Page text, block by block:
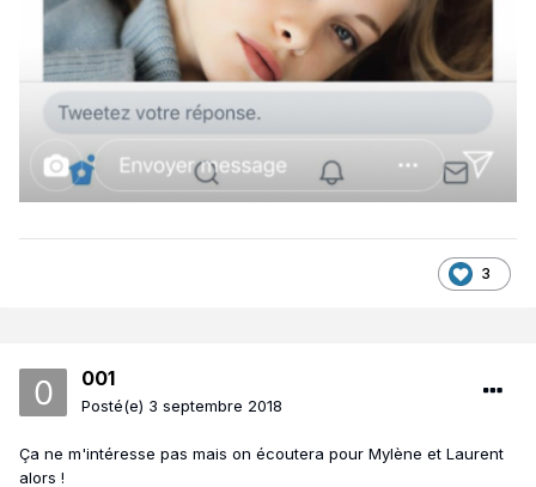
3
001
Posté(e) 3 septembre 2018
Ça ne m'intéresse pas mais on écoutera pour Mylène et Laurent
alors !